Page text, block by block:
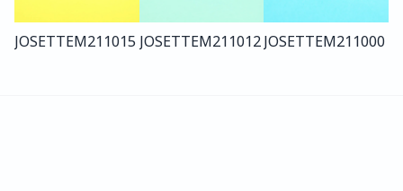
JOSETTEM211015 JOSETTEM211012JOSETTEM211000